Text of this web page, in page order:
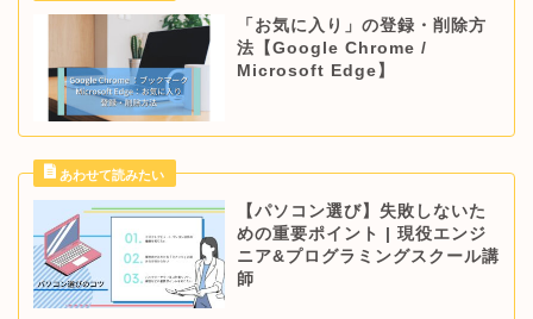
「お気に入り」の登録・削除方
法【Google Chrome /
Microsoft Edge】
【パソコン選び】失敗しないた
めの重要ポイント | 現役エンジ
ニア&プログラミングスクール講
師